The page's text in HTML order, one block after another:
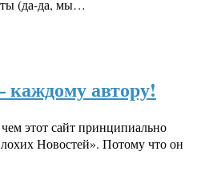
(да-да, мы…
автору!
этот сайт принципиально
Новостей». Потому что он